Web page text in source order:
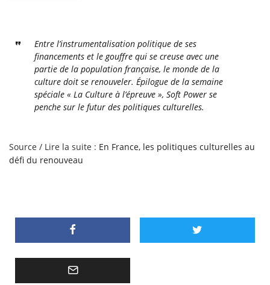
Entre l’instrumentalisation politique de ses
financements et le gouffre qui se creuse avec une
partie de la population française, le monde de la
culture doit se renouveler. Épilogue de la semaine
spéciale « La Culture à l’épreuve », Soft Power se
penche sur le futur des politiques culturelles.
Source / Lire la suite : En France, les politiques culturelles au
défi du renouveau